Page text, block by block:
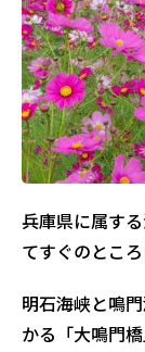
兵庫県に属す
てすぐのところ
明石海峡と鳴
かる「大鳴門